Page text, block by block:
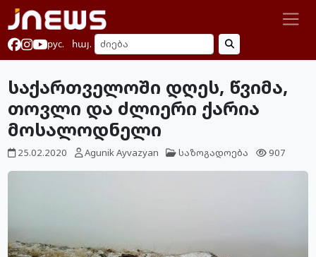
рус. հայ.
საქართველოში დღეს, წვიმა,
თოვლი და ძლიერი ქარია
მოსალოდნელი
25.02.2020 Agunik Ayvazyan საზოგადოება 907